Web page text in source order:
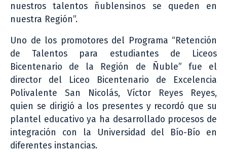
nuestros talentos ñublensinos se queden en
nuestra Región”.
Uno de los promotores del Programa “Retención
de Talentos para estudiantes de Liceos
Bicentenario de la Región de Ñuble” fue el
director del Liceo Bicentenario de Excelencia
Polivalente San Nicolás, Víctor Reyes Reyes,
quien se dirigió a los presentes y recordó que su
plantel educativo ya ha desarrollado procesos de
integración con la Universidad del Bío-Bío en
diferentes instancias.